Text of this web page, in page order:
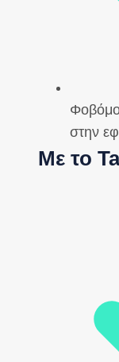
στην
Με το